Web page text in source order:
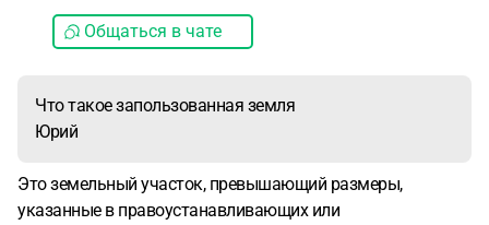
Общаться в чате
Что такое запользованная земля
Юрий
Это земельный участок, превышающий размеры,
указанные в правоустанавливающих или